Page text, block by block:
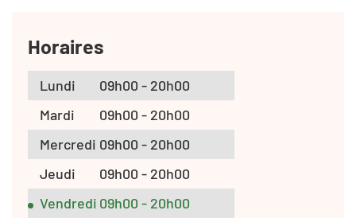
Horaires
Lundi
09h00 - 20h00
Mardi
09h00 - 20h00
Mercredi 09h00 - 20h00
Jeudi
09h00 - 20h00
Vendredi 09h00 - 20h00